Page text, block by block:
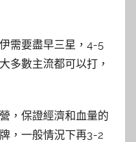
需要盡早三星，4-5
多數主流都可以打，
，保證經濟和血量的
，一般情況下再3-2